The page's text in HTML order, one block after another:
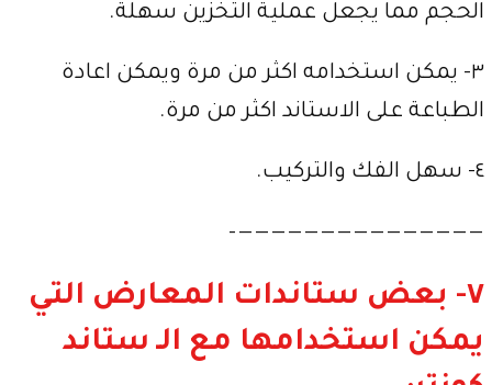
الحجم مما يجعل عملية التخزين سهلة.
٣- يمكن استخدامه اكثر من مرة ويمكن اعادة
الطباعة على الاستاند اكثر من مرة.
٤- سهل الفك والتركيب.
———————————————–
٧- بعض ستاندات المعارض التي
يمكن استخدامها مع الـ ستاند